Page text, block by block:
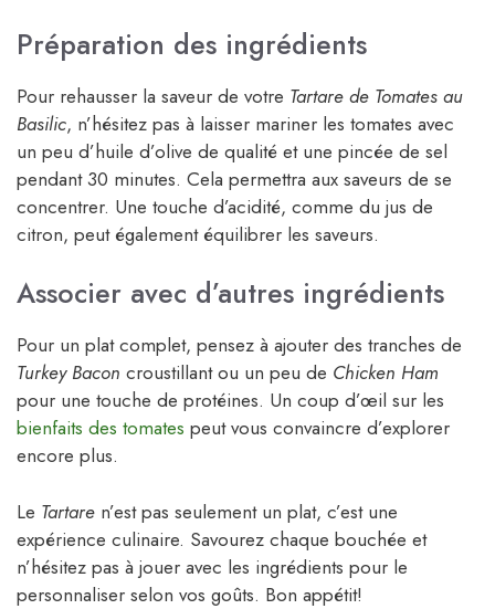
Préparation des ingrédients
Pour rehausser la saveur de votre Tartare de Tomates au
Basilic, n’hésitez pas à laisser mariner les tomates avec
un peu d’huile d’olive de qualité et une pincée de sel
pendant 30 minutes. Cela permettra aux saveurs de se
concentrer. Une touche d’acidité, comme du jus de
citron, peut également équilibrer les saveurs.
Associer avec d’autres ingrédients
Pour un plat complet, pensez à ajouter des tranches de
Turkey Bacon croustillant ou un peu de Chicken Ham
pour une touche de protéines. Un coup d’œil sur les
bienfaits des tomates peut vous convaincre d’explorer
encore plus.
Le Tartare n’est pas seulement un plat, c’est une
expérience culinaire. Savourez chaque bouchée et
n’hésitez pas à jouer avec les ingrédients pour le
personnaliser selon vos goûts. Bon appétit!